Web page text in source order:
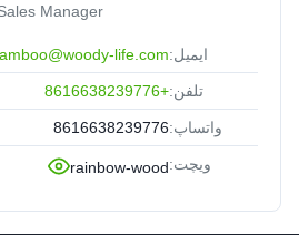
Manager
ایمیل:life.com
تلفن:+8616638239776
واتساپ:8616638239776
ویچت:rainbow-wood